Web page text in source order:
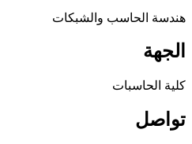
هندسة الحاسب والشبكات
الجهة
كلية الحاسبات
تواصل